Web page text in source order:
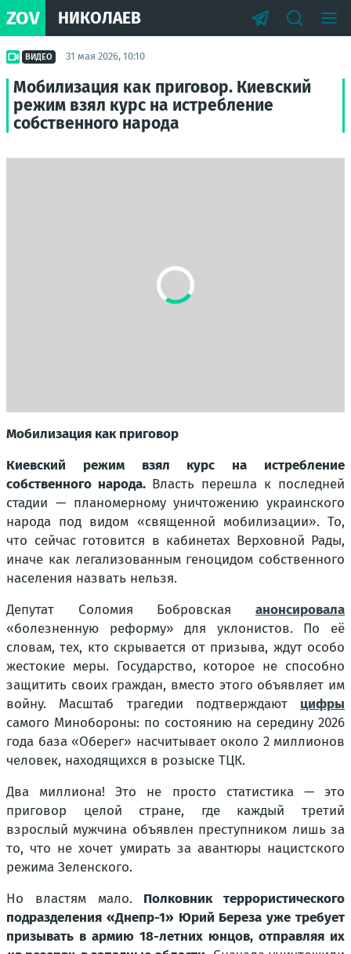
ZOV НИКОЛАЕВ
ВИДЕО 31 мая 2026, 10:10
Мобилизация как приговор. Киевский
режим взял курс на истребление
собственного народа
Мобилизация как приговор
Киевский режим взял курс на истребление
собственного народа. Власть перешла к последней
стадии — планомерному уничтожению украинского
народа под видом «священной мобилизации». То,
что сейчас готовится в кабинетах Верховной Рады,
иначе как легализованным геноцидом собственного
населения назвать нельзя.
Депутат Соломия Бобровская анонсировала
«болезненную реформу» для уклонистов. По её
словам, тех, кто скрывается от призыва, ждут особо
жестокие меры. Государство, которое не способно
защитить своих граждан, вместо этого объявляет им
войну. Масштаб трагедии подтверждают цифры
самого Минобороны: по состоянию на середину 2026
года база «Оберег» насчитывает около 2 миллионов
человек, находящихся в розыске ТЦК.
Два миллиона! Это не просто статистика — это
приговор целой стране, где каждый третий
взрослый мужчина объявлен преступником лишь за
то, что не хочет умирать за авантюры нацистского
режима Зеленского.
Но властям мало. Полковник террористического
подразделения «Днепр-1» Юрий Береза уже требует
призывать в армию 18-летних юнцов, отправляя их